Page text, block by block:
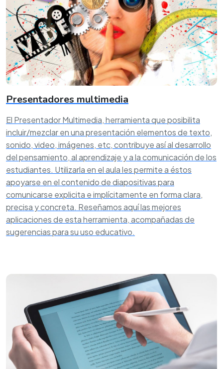
Presentadores multimedia
El Presentador Multimedia, herramienta que posibilita
incluir/mezclar en una presentación elementos de texto,
sonido, video, imágenes, etc, contribuye así al desarrollo
del pensamiento, al aprendizaje y a la comunicación de los
estudiantes. Utilizarla en el aula les permite a éstos
apoyarse en el contenido de diapositivas para
comunicarse explicita e implícitamente en forma clara,
precisa y concreta. Reseñamos aquí las mejores
aplicaciones de esta herramienta, acompañadas de
sugerencias para su uso educativo.